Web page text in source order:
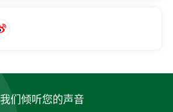
我们倾听您的声音